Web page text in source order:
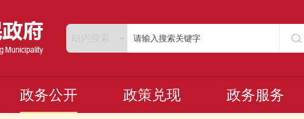
政务公开 政策兑现 政务服务